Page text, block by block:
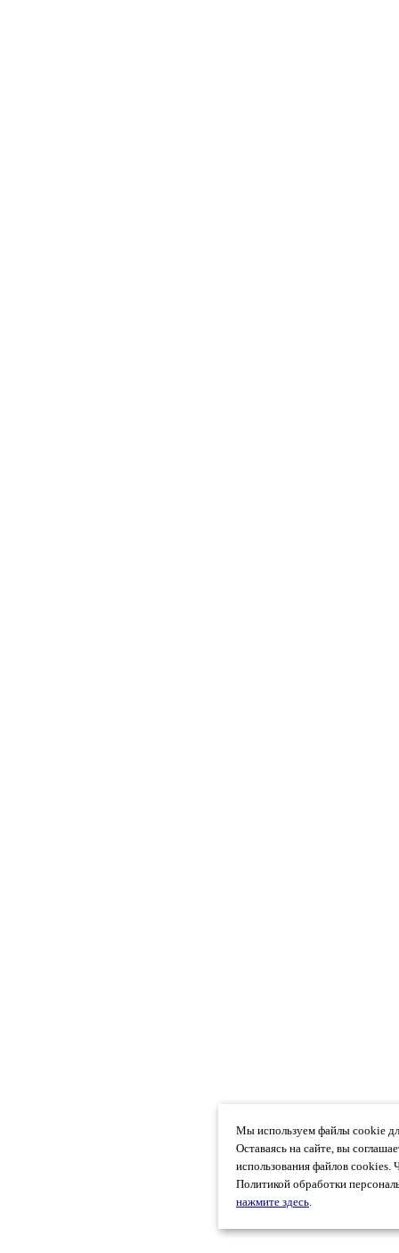
Мы используем файлы cookie
Оставаясь на сайте, вы
использования файлов cookies.
Политикой обработки
нажмите здесь.